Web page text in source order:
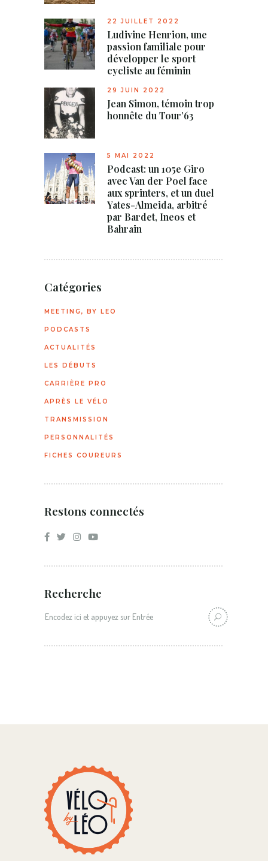
22 JUILLET 2022
Ludivine Henrion, une
passion familiale pour
développer le sport
cycliste au féminin
29 JUIN 2022
Jean Simon, témoin trop
honnête du Tour’63
5 MAI 2022
Podcast: un 105e Giro
avec Van der Poel face
aux sprinters, et un duel
Yates-Almeida, arbitré
par Bardet, Ineos et
Bahrain
Catégories
MEETING, BY LEO
PODCASTS
ACTUALITÉS
LES DÉBUTS
CARRIÈRE PRO
APRÈS LE VÉLO
TRANSMISSION
PERSONNALITÉS
FICHES COUREURS
Restons connectés
Recherche